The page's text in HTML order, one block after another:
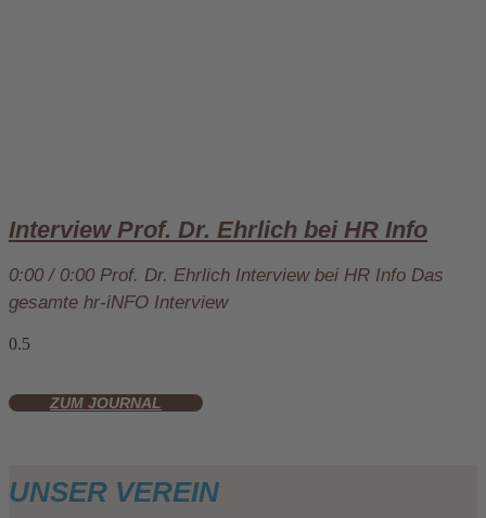
Interview Prof. Dr. Ehrlich bei HR Info
0:00 / 0:00 Prof. Dr. Ehrlich Interview bei HR Info Das
gesamte hr-iNFO Interview
ZUM JOURNAL
UNSER VEREIN